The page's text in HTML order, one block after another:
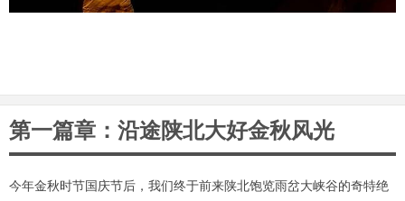
第一篇章：沿途陕北大好金秋风光
今年金秋时节国庆节后，我们终于前来陕北饱览雨岔大峡谷的奇特绝